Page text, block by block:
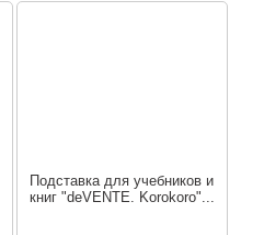
Подставка для учебников и
книг "deVENTE. Korokoro"...